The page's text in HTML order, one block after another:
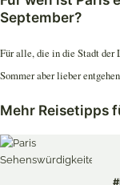
September?
Für alle, die in die Stadt der
Sommer aber lieber
Mehr Reisetipps